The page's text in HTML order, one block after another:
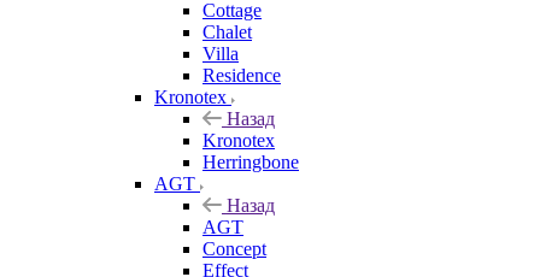
Cottage
Chalet
Villa
Residence
Kronotex
Назад
Kronotex
Herringbone
AGT
Назад
AGT
Concept
Effect